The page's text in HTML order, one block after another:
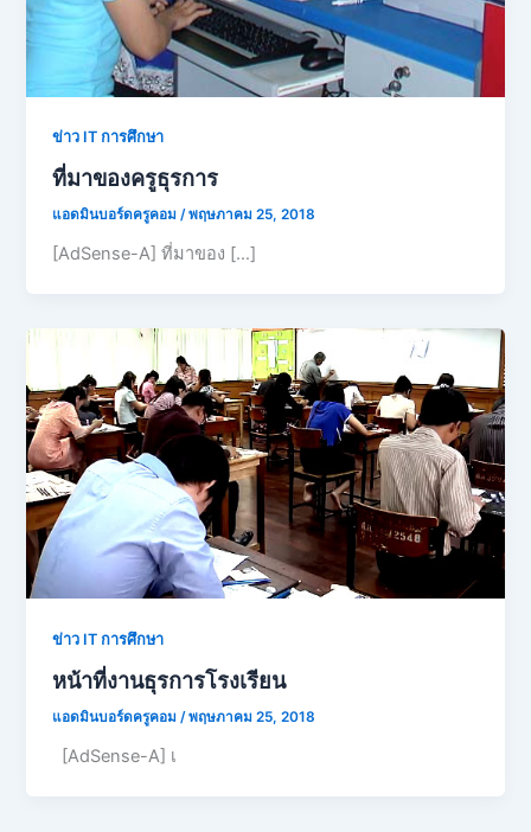
ข่าว IT การศึกษา
ที่มาของครูธุรการ
แอดมินบอร์ดครูคอม/พฤษภาคม 25, 2018
[AdSense-A] ที่มาของ […]
ข่าว IT การศึกษา
หน้าที่งานธุรการโรงเรียน
แอดมินบอร์ดครูคอม/พฤษภาคม 25, 2018
[AdSense-A] เ